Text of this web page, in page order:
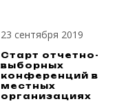
23 сентября 2019
Старт отчетно-
выборных
конференций в
местных
организациях